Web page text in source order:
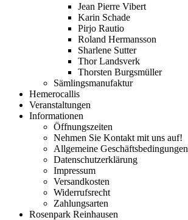
Jean Pierre Vibert
Karin Schade
Pirjo Rautio
Roland Hermansson
Sharlene Sutter
Thor Landsverk
Thorsten Burgsmüller
Sämlingsmanufaktur
Hemerocallis
Veranstaltungen
Informationen
Öffnungszeiten
Nehmen Sie Kontakt mit uns auf!
Allgemeine Geschäftsbedingungen
Datenschutzerklärung
Impressum
Versandkosten
Widerrufsrecht
Zahlungsarten
Rosenpark Reinhausen